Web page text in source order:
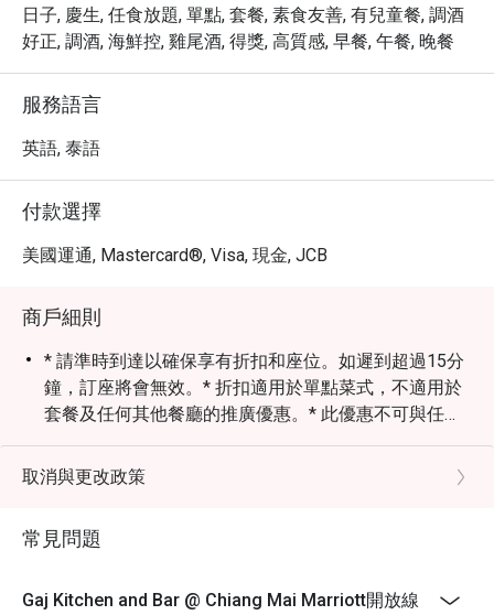
日子, 慶生, 任食放題, 單點, 套餐, 素食友善, 有兒童餐, 調酒
好正, 調酒, 海鮮控, 雞尾酒, 得獎, 高質感, 早餐, 午餐, 晚餐
服務語言
英語, 泰語
付款選擇
美國運通, Mastercard®, Visa, 現金, JCB
商戶細則
* 請準時到達以確保享有折扣和座位。如遲到超過15分
鐘，訂座將會無效。* 折扣適用於單點菜式，不適用於
套餐及任何其他餐廳的推廣優惠。* 此優惠不可與任何
其他折扣、現金券或推廣（例如萬豪旅享家會員優惠）
同時使用。* 不允許從不同餐廳點菜。* 用餐時間不超
過90分鐘。* 必須提前1天預訂。
取消與更改政策
常見問題
Gaj Kitchen and Bar @ Chiang Mai Marriott開放線